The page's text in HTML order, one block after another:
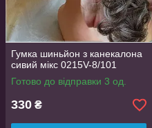
Гумка шиньйон з канекалона
сивий мікс 0215V-8/101
Готово до відправки 3 од.
330 ₴